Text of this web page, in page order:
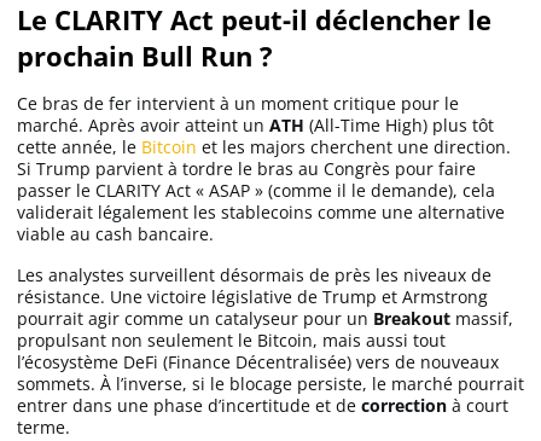
Le CLARITY Act peut-il déclencher le
prochain Bull Run ?
Ce bras de fer intervient à un moment critique pour le
marché. Après avoir atteint un ATH (All-Time High) plus tôt
cette année, le Bitcoin et les majors cherchent une direction.
Si Trump parvient à tordre le bras au Congrès pour faire
passer le CLARITY Act « ASAP » (comme il le demande), cela
validerait légalement les stablecoins comme une alternative
viable au cash bancaire.
Les analystes surveillent désormais de près les niveaux de
résistance. Une victoire législative de Trump et Armstrong
pourrait agir comme un catalyseur pour un Breakout massif,
propulsant non seulement le Bitcoin, mais aussi tout
l’écosystème DeFi (Finance Décentralisée) vers de nouveaux
sommets. À l’inverse, si le blocage persiste, le marché pourrait
entrer dans une phase d’incertitude et de correction à court
terme.